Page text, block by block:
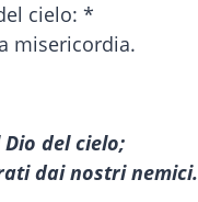
cielo: *
misericordia.
del cielo;
dai nostri nemici.